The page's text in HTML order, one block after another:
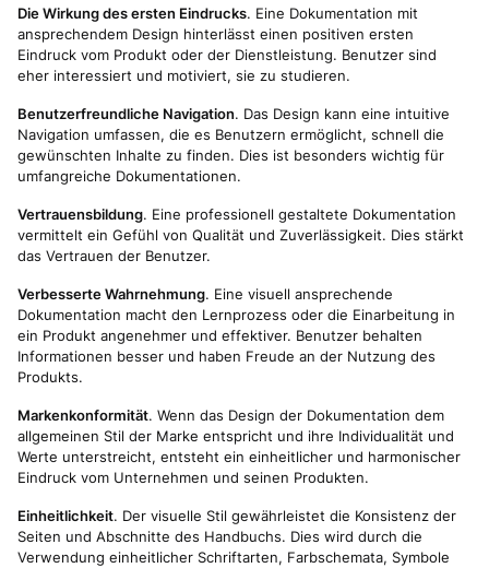
Die Wirkung des ersten Eindrucks. Eine Dokumentation mit
ansprechendem Design hinterlässt einen positiven ersten
Eindruck vom Produkt oder der Dienstleistung. Benutzer sind
eher interessiert und motiviert, sie zu studieren.
Benutzerfreundliche Navigation. Das Design kann eine intuitive
Navigation umfassen, die es Benutzern ermöglicht, schnell die
gewünschten Inhalte zu finden. Dies ist besonders wichtig für
umfangreiche Dokumentationen.
Vertrauensbildung. Eine professionell gestaltete Dokumentation
vermittelt ein Gefühl von Qualität und Zuverlässigkeit. Dies stärkt
das Vertrauen der Benutzer.
Verbesserte Wahrnehmung. Eine visuell ansprechende
Dokumentation macht den Lernprozess oder die Einarbeitung in
ein Produkt angenehmer und effektiver. Benutzer behalten
Informationen besser und haben Freude an der Nutzung des
Produkts.
Markenkonformität. Wenn das Design der Dokumentation dem
allgemeinen Stil der Marke entspricht und ihre Individualität und
Werte unterstreicht, entsteht ein einheitlicher und harmonischer
Eindruck vom Unternehmen und seinen Produkten.
Einheitlichkeit. Der visuelle Stil gewährleistet die Konsistenz der
Seiten und Abschnitte des Handbuchs. Dies wird durch die
Verwendung einheitlicher Schriftarten, Farbschemata, Symbole